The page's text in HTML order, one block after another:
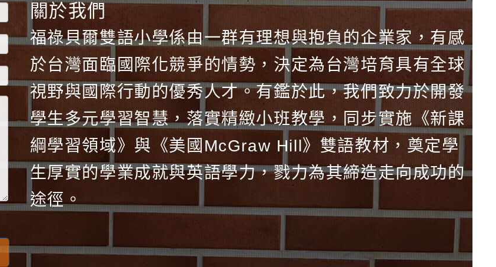
關於我們
福祿貝爾雙語小學係由一群有理想與抱負的企業家，有感
於台灣面臨國際化競爭的情勢，決定為台灣培育具有全球
視野與國際行動的優秀人才。有鑑於此，我們致力於開發
學生多元學習智慧，落實精緻小班教學，同步實施《新課
綱學習領域》與《美國McGraw Hill》雙語教材，奠定學
生厚實的學業成就與英語學力，戮力為其締造走向成功的
途徑。